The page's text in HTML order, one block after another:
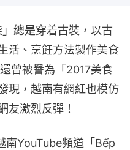
總是穿着古裝，以古
活、烹飪方法製作美食
曾被譽為「2017美食
現，越南有網紅也模仿
友激烈反彈！
南YouTube頻道「Bếp